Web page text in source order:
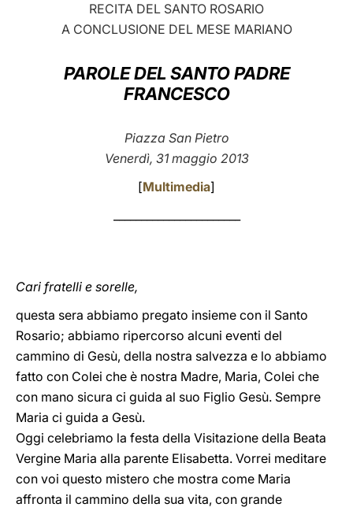
LATINE
RECITA DEL SANTO ROSARIO
A CONCLUSIONE DEL MESE MARIANO
PAROLE DEL SANTO PADRE
FRANCESCO
Piazza San Pietro
Venerdì, 31 maggio 2013
[Multimedia]
Cari fratelli e sorelle,
questa sera abbiamo pregato insieme con il Santo
Rosario; abbiamo ripercorso alcuni eventi del
cammino di Gesù, della nostra salvezza e lo abbiamo
fatto con Colei che è nostra Madre, Maria, Colei che
con mano sicura ci guida al suo Figlio Gesù. Sempre
Maria ci guida a Gesù.
Oggi celebriamo la festa della Visitazione della Beata
Vergine Maria alla parente Elisabetta. Vorrei meditare
con voi questo mistero che mostra come Maria
affronta il cammino della sua vita, con grande